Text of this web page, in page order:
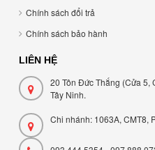
Chính sách đổi trả
Chính sách bảo hành
LIÊN HỆ
20 Tôn Đức Thắng (Cửa 5,
Tây Ninh.
Chi nhánh: 1063A, CMT8,